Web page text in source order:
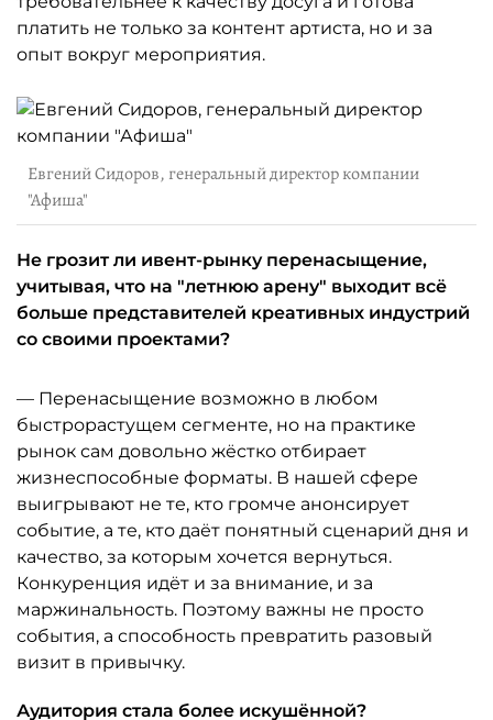
платить не только за контент артиста, но и за
опыт вокруг мероприятия.
Евгений Сидоров, генеральный директор компании
"Афиша"
Не грозит ли ивент-рынку перенасыщение,
учитывая, что на "летнюю арену" выходит всё
больше представителей креативных индустрий
со своими проектами?
— Перенасыщение возможно в любом
быстрорастущем сегменте, но на практике
рынок сам довольно жёстко отбирает
жизнеспособные форматы. В нашей сфере
выигрывают не те, кто громче анонсирует
событие, а те, кто даёт понятный сценарий дня и
качество, за которым хочется вернуться.
Конкуренция идёт и за внимание, и за
маржинальность. Поэтому важны не просто
события, а способность превратить разовый
визит в привычку.
Аудитория стала более искушённой?